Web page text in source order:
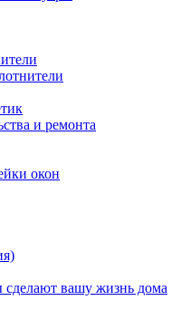
и ремонта
окон
сделают вашу жизнь дома